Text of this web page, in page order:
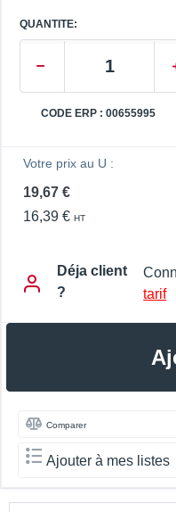
QUANTITE:
CODE ERP : 00655995
Votre prix au U :
19,67 €
16,39 € HT
Déja client
?
tarif
Comparer
Ajouter à mes listes